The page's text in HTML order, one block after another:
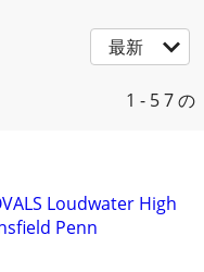
最新
1 - 57 の
Loudwater High
Penn